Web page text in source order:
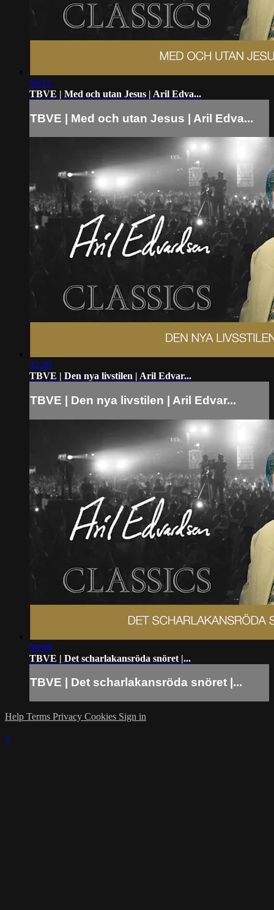
50:12
TBVE | Med och utan Jesus | Aril Edva...
TBVE | Med och utan Jesus | Aril Edva...
32:39
TBVE | Den nya livstilen | Aril Edvar...
TBVE | Den nya livstilen | Aril Edvar...
59:04
TBVE | Det scharlakansröda snöret |...
TBVE | Det scharlakansröda snöret |...
Help Terms Privacy Cookies Sign in
×